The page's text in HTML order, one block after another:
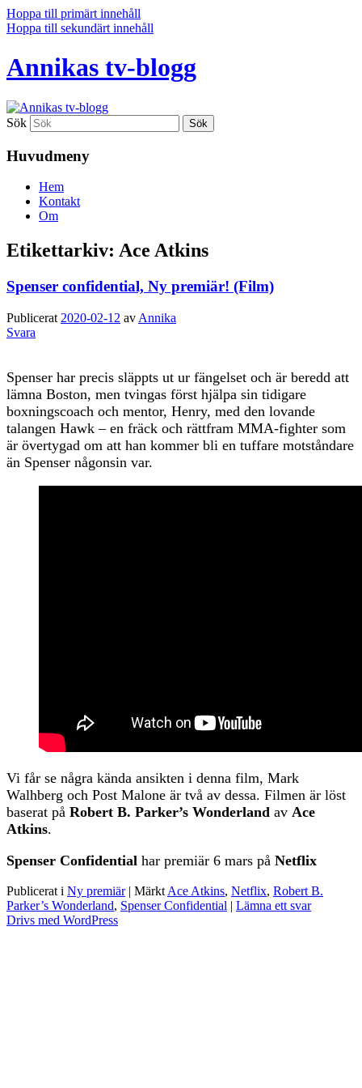
Hoppa till primärt innehåll
Hoppa till sekundärt innehåll
Annikas tv-blogg
Sök
Huvudmeny
Hem
Kontakt
Om
Etikettarkiv: Ace Atkins
Spenser confidential, Ny premiär! (Film)
Publicerat 2020-02-12 av Annika
Svara
Spenser har precis släppts ut ur fängelset och är beredd att
lämna Boston, men tvingas först hjälpa sin tidigare
boxningscoach och mentor, Henry, med den lovande
talangen Hawk – en fräck och rättfram MMA-fighter som
är övertygad om att han kommer bli en tuffare motståndare
än Spenser någonsin var.
Vi får se några kända ansikten i denna film, Mark
Walhberg och Post Malone är två av dessa. Filmen är löst
baserat på Robert B. Parker’s Wonderland av Ace
Atkins.
Spenser Confidential har premiär 6 mars på Netflix
Publicerat i Ny premiär | Märkt Ace Atkins, Netflix, Robert B.
Parker’s Wonderland, Spenser Confidential | Lämna ett svar
Drivs med WordPress